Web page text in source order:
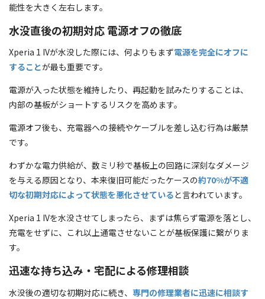
能性を大きく左右します。
水没直後の初期対応 電源オフの徹底
Xperia 1 IVが水没した際には、何よりもまず電源を完全にオフに
することが最も重要です。
電源が入った状態を維持したり、再起動を試みたりすることは、
内部の基板がショートするリスクを高めます。
電源オフ後も、充電器への接続やケーブルを差し込む行為は厳禁
です。
わずかな電力供給が、数ミリ秒で基板上の回路に深刻なダメージ
を与える原因となり、本来復旧可能だったケースの約70%が不適
切な初期対応によって状態を悪化させていると言われています。
Xperia 1 IVを水没させてしまったら、まずは焦らず電源を落とし、
充電をせずに、これ以上通電させないことが基板保護に繋がりま
す。
迅速な持ち込み・宅配による修理相談
水没後の適切な初期対応に続き、 専門の修理業者に迅速に相談す